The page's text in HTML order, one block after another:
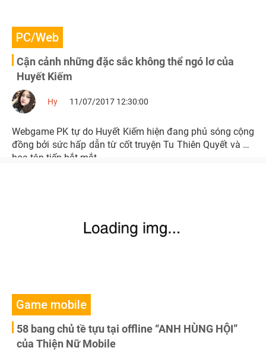
PC/Web
Cận cảnh những đặc sắc không thể ngó lơ của
Huyết Kiếm
Hy 11/07/2017 12:30:00
Webgame PK tự do Huyết Kiếm hiện đang phủ sóng cộng
đồng bởi sức hấp dẫn từ cốt truyện Tu Thiên Quyết và đồ
họa tân tiến bắt mắt.
Game mobile
58 bang chủ tề tựu tại offline “ANH HÙNG HỘI”
của Thiện Nữ Mobile